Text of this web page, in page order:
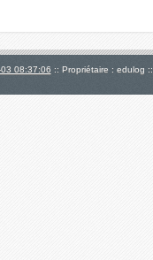
08:37:06 :: Propriétaire : edulog